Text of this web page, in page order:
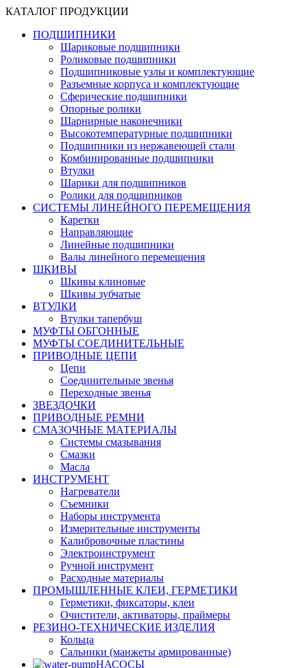
КАТАЛОГ ПРОДУКЦИИ
ПОДШИПНИКИ
Шариковые подшипники
Роликовые подшипники
Подшипниковые узлы и комплектующие
Разъемные корпуса и комплектующие
Сферические подшипники
Опорные ролики
Шарнирные наконечники
Высокотемпературные подшипники
Подшипники из нержавеющей стали
Комбинированные подшипники
Втулки
Шарики для подшипников
Ролики для подшипников
СИСТЕМЫ ЛИНЕЙНОГО ПЕРЕМЕЩЕНИЯ
Каретки
Направляющие
Линейные подшипники
Валы линейного перемещения
ШКИВЫ
Шкивы клиновые
Шкивы зубчатые
ВТУЛКИ
Втулки тапербуш
МУФТЫ ОБГОННЫЕ
МУФТЫ СОЕДИНИТЕЛЬНЫЕ
ПРИВОДНЫЕ ЦЕПИ
Цепи
Соединительные звенья
Переходные звенья
ЗВЕЗДОЧКИ
ПРИВОДНЫЕ РЕМНИ
СМАЗОЧНЫЕ МАТЕРИАЛЫ
Системы смазывания
Смазки
Масла
ИНСТРУМЕНТ
Нагреватели
Съемники
Наборы инструмента
Измерительные инструменты
Калибровочные пластины
Электроинструмент
Ручной инструмент
Расходные материалы
ПРОМЫШЛЕННЫЕ КЛЕИ, ГЕРМЕТИКИ
Герметики, фиксаторы, клеи
Очистители, активаторы, праймеры
РЕЗИНО-ТЕХНИЧЕСКИЕ ИЗДЕЛИЯ
Кольца
Сальники (манжеты армированные)
НАСОСЫ